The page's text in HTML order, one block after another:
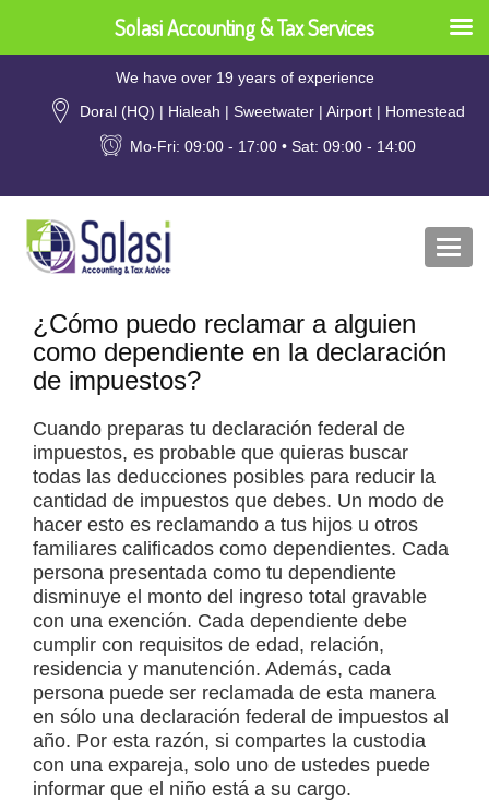
We have over 19 years of experience
Doral (HQ) | Hialeah | Sweetwater | Airport | Homestead
Mo-Fri: 09:00 - 17:00 • Sat: 09:00 - 14:00
¿Cómo puedo reclamar a alguien
como dependiente en la declaración
de impuestos?
Cuando preparas tu declaración federal de
impuestos, es probable que quieras buscar
todas las deducciones posibles para reducir la
cantidad de impuestos que debes. Un modo de
hacer esto es reclamando a tus hijos u otros
familiares calificados como dependientes. Cada
persona presentada como tu dependiente
disminuye el monto del ingreso total gravable
con una exención. Cada dependiente debe
cumplir con requisitos de edad, relación,
residencia y manutención. Además, cada
persona puede ser reclamada de esta manera
en sólo una declaración federal de impuestos al
año. Por esta razón, si compartes la custodia
con una expareja, solo uno de ustedes puede
informar que el niño está a su cargo.
Solasi Accounting & Tax Services